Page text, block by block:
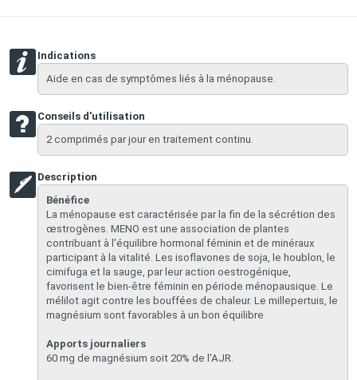
Indications
Aide en cas de symptômes liés à la ménopause.
Conseils d'utilisation
2 comprimés par jour en traitement continu.
Description
Bénéfice
La ménopause est caractérisée par la fin de la sécrétion des
œstrogènes. MENO est une association de plantes
contribuant à l'équilibre hormonal féminin et de minéraux
participant à la vitalité. Les isoflavones de soja, le houblon, le
cimifuga et la sauge, par leur action oestrogénique,
favorisent le bien-être féminin en période ménopausique. Le
mélilot agit contre les bouffées de chaleur. Le millepertuis, le
magnésium sont favorables à un bon équilibre
Apports journaliers
60 mg de magnésium soit 20% de l'AJR.